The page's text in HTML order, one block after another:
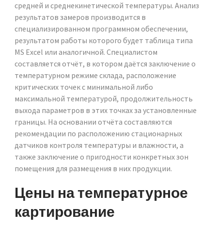
средней и среднекинетической температуры. Анализ
результатов замеров производится в
специализированном программном обеспечении,
результатом работы которого будет таблица типа
MS Excel или аналогичной. Специалистом
составляется отчёт, в котором даётся заключение о
температурном режиме склада, расположение
критических точек с минимальной либо
максимальной температурой, продолжительность
выхода параметров в этих точках за установленные
границы. На основании отчёта составляются
рекомендации по расположению стационарных
датчиков контроля температуры и влажности, а
также заключение о пригодности конкретных зон
помещения для размещения в них продукции.
Цены на температурное
картирование